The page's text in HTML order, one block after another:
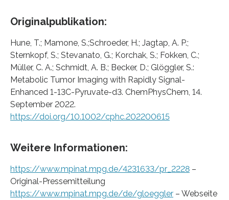
Originalpublikation:
Hune, T.; Mamone, S.;Schroeder, H.; Jagtap, A. P.;
Sternkopf, S.; Stevanato, G.; Korchak, S.; Fokken, C.;
Müller, C. A.; Schmidt, A. B.; Becker, D.; Glöggler, S.:
Metabolic Tumor Imaging with Rapidly Signal-
Enhanced 1-13C-Pyruvate-d3. ChemPhysChem, 14.
September 2022.
https://doi.org/10.1002/cphc.202200615
Weitere Informationen:
https://www.mpinat.mpg.de/4231633/pr_2228 –
Original-Pressemitteilung
https://www.mpinat.mpg.de/de/gloeggler – Webseite